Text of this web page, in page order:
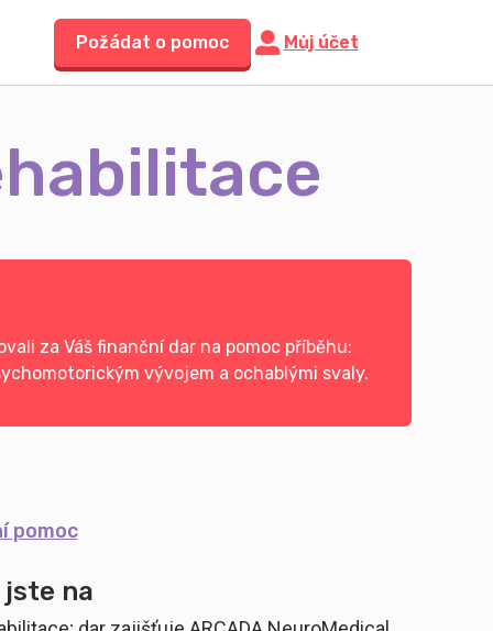
Požádat o pomoc Můj účet
za Váš finanční dar na pomoc příběhu:
vývojem a ochablými svaly.
pomoc
na